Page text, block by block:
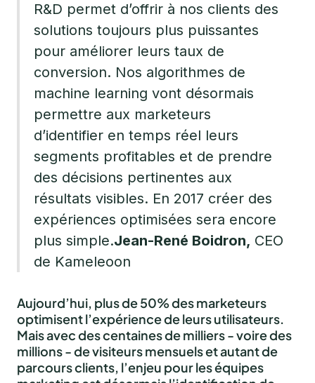
R&D permet d’offrir à nos clients des
solutions toujours plus puissantes
pour améliorer leurs taux de
conversion. Nos algorithmes de
machine learning vont désormais
permettre aux marketeurs
d’identifier en temps réel leurs
segments profitables et de prendre
des décisions pertinentes aux
résultats visibles. En 2017 créer des
expériences optimisées sera encore
plus simple.Jean-René Boidron, CEO
de Kameleoon
Aujourd’hui, plus de 50% des marketeurs
optimisent l’expérience de leurs utilisateurs.
Mais avec des centaines de milliers - voire des
millions - de visiteurs mensuels et autant de
parcours clients, l’enjeu pour les équipes